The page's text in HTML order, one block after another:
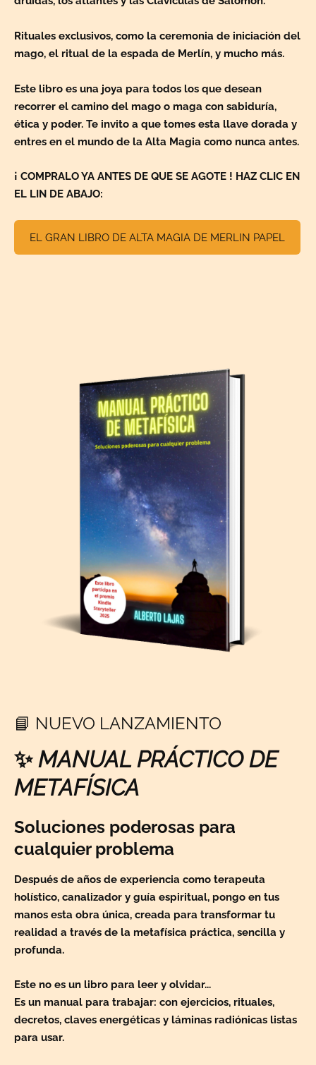
Rituales exclusivos, como la ceremonia de iniciación del
mago, el ritual de la espada de Merlín, y mucho más.
Este libro es una joya para todos los que desean
recorrer el camino del mago o maga con sabiduría,
ética y poder. Te invito a que tomes esta llave dorada y
entres en el mundo de la Alta Magia como nunca antes.
¡ COMPRALO YA ANTES DE QUE SE AGOTE ! HAZ CLIC EN
EL LIN DE ABAJO:
EL GRAN LIBRO DE ALTA MAGIA DE MERLIN PAPEL
📘 NUEVO LANZAMIENTO
✨ MANUAL PRÁCTICO DE
METAFÍSICA
Soluciones poderosas para
cualquier problema
Después de años de experiencia como terapeuta
holístico, canalizador y guía espiritual, pongo en tus
manos esta obra única, creada para transformar tu
realidad a través de la metafísica práctica, sencilla y
profunda.
Este no es un libro para leer y olvidar...
Es un manual para trabajar: con ejercicios, rituales,
decretos, claves energéticas y láminas radiónicas listas
para usar.